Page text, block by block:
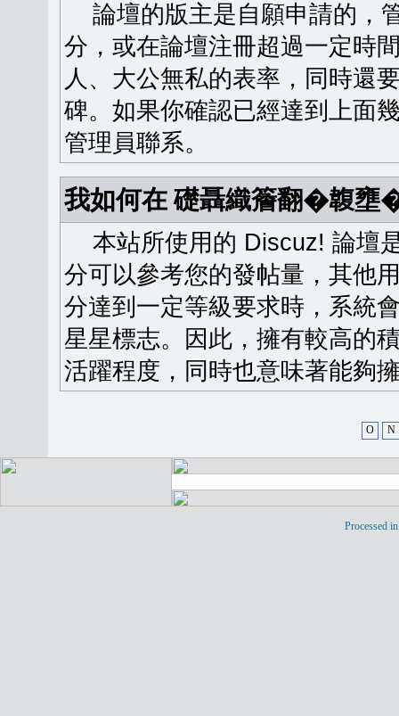
論壇的版主是自願申請的，
分，或在論壇注冊超過一定時
人、大公無私的表率，同時還
碑。如果你確認已經達到上面
管理員聯系。
我如何在 礎聶織簷翻�䪖壅
本站所使用的 Discuz! 論壇
分可以參考您的發帖量，其他
分達到一定等級要求時，系統
星星標志。因此，擁有較高的
活躍程度，同時也意味著能夠
O N
Processed